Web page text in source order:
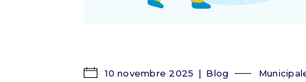
10 novembre 2025 Blog